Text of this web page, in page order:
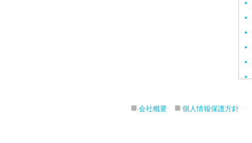
会社概要 個人情報保護方針